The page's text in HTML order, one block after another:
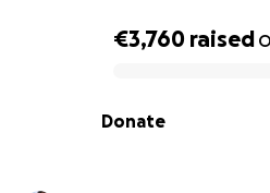
0% complete
€3,760 raised
Donate